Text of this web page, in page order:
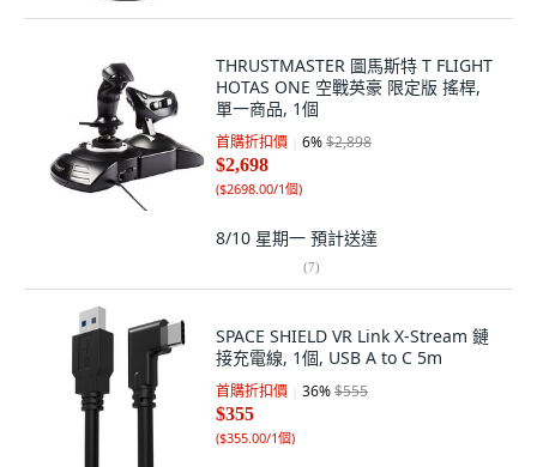
THRUSTMASTER 圖馬斯特 T FLIGHT
HOTAS ONE 空戰英豪 限定版 搖桿,
單一商品, 1個
首購折扣價 6%$2,898
$2,698
($2698.00/1個)
8/10 星期一 預計送達
(7)
SPACE SHIELD VR Link X-Stream 鏈
接充電線, 1個, USB A to C 5m
首購折扣價 36%$555
$355
($355.00/1個)